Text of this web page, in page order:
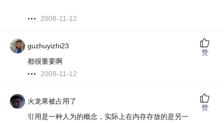
2008-11-12
guzhuyizhi23
都很重要啊
2008-11-12
赞
火龙果被占用了
引用是一种人为的概念，实际上在内存存放的是另一
赞